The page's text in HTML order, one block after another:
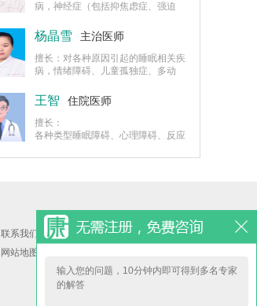
病，神经症（包括抑焦虑症、强迫
神分裂症、心境障碍（包括躁狂症、
抑郁症、双相障碍）的诊治以及心理
障碍的早期干预及治疗。
杨晶雪 主治医师
擅长：对各种原因引起的睡眠相关疾
病，情绪障碍、儿童孤独症、多动
病、精神分裂症、心境障碍（包括躁
狂症、抑郁症、双相障碍）的诊治以
及心理障碍的早期干预及治疗。
王智 住院医师
擅长：
各种类型睡眠障碍、心理障碍、反应
抑郁症、焦虑症、恐怖症、强迫症、
联系我们
网站地图